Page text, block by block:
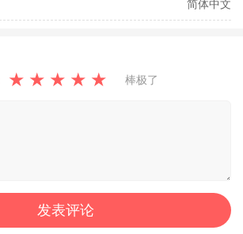
简体中文
★ ★ ★ ★ ★ 棒极了